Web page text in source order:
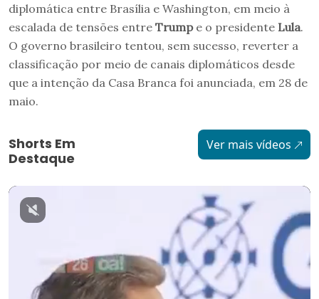
diplomática entre Brasília e Washington, em meio à
escalada de tensões entre Trump e o presidente Lula.
O governo brasileiro tentou, sem sucesso, reverter a
classificação por meio de canais diplomáticos desde
que a intenção da Casa Branca foi anunciada, em 28 de
maio.
Shorts Em
Destaque
Ver mais vídeos